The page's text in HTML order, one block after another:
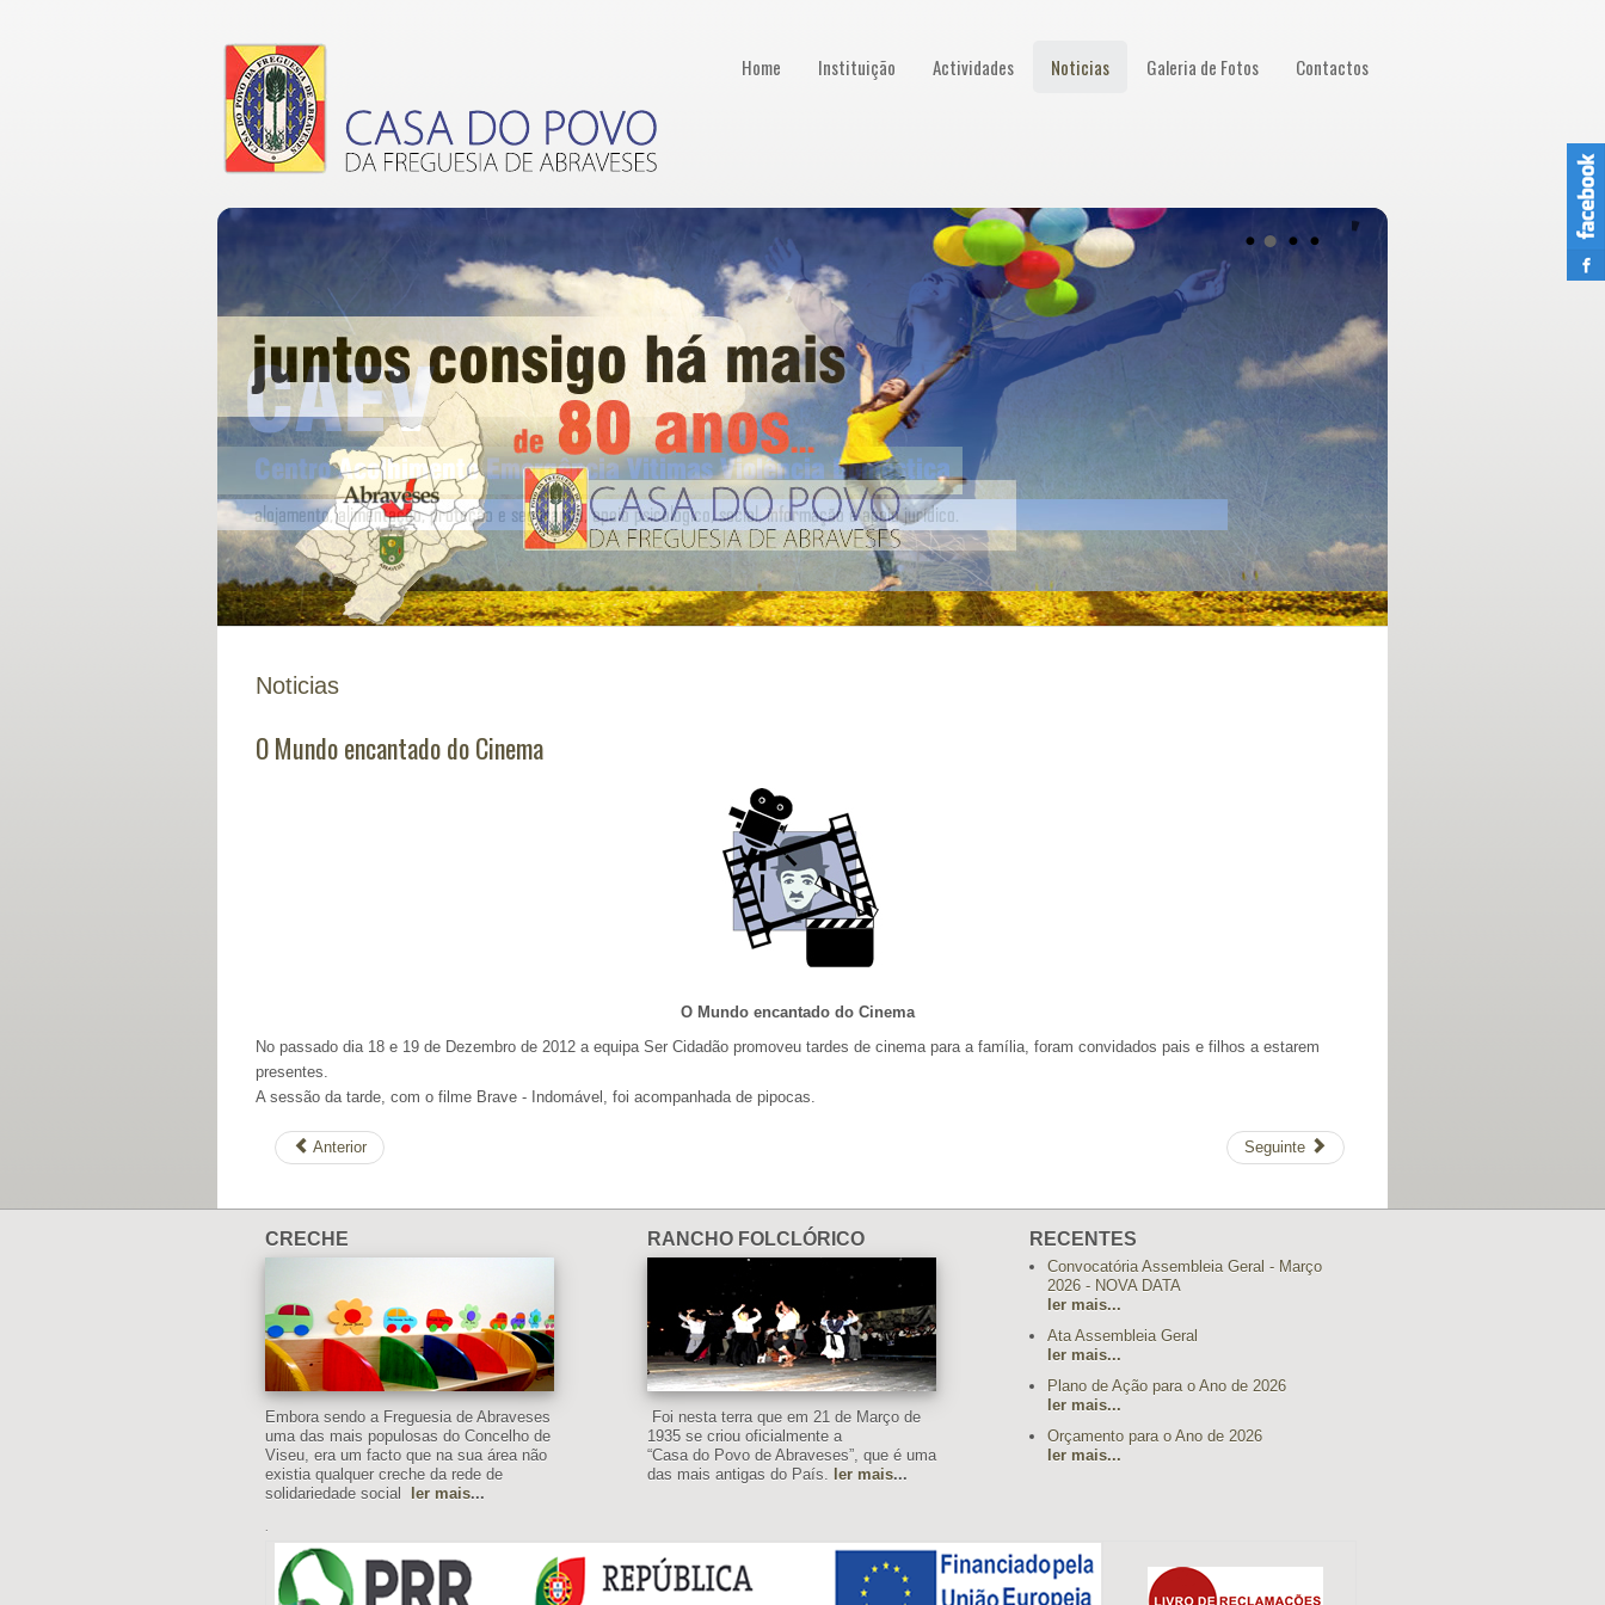
Home Instituição Actividades Noticias Galeria de Fotos Contactos
Noticias
O Mundo encantado do Cinema
O Mundo encantado do Cinema
No passado dia 18 e 19 de Dezembro de 2012 a equipa Ser Cidadão promoveu tardes de cinema para a família, foram convidados pais e filhos a estarem
presentes.
A sessão da tarde, com o filme Brave - Indomável, foi acompanhada de pipocas.
Anterior Seguinte
CRECHE
Embora sendo a Freguesia de Abraveses
uma das mais populosas do Concelho de
Viseu, era um facto que na sua área não
existia qualquer creche da rede de
solidariedade social
ler mais...
.
RANCHO FOLCLÓRICO
Foi nesta terra que em 21 de Março de
1935 se criou oficialmente a
“Casa do Povo de Abraveses”, que é uma
das mais antigas do País. ler mais...
RECENTES
Convocatória Assembleia Geral - Março
2026 - NOVA DATA
ler mais...
Ata Assembleia Geral
ler mais...
Plano de Ação para o Ano de 2026
ler mais...
Orçamento para o Ano de 2026
ler mais...